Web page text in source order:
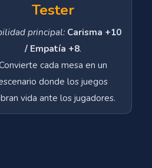
Tester
principal: Carisma +10
/ Empatía +8.
cada mesa en un
donde los juegos
vida ante los jugadores.